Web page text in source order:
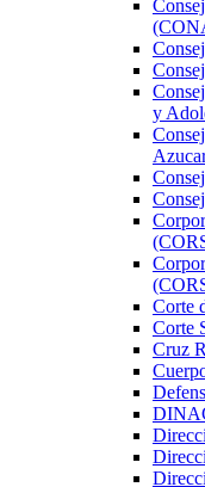
y
Corte
Corte
Cruz